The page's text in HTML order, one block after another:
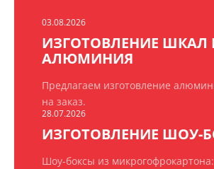
03.08.2026
ИЗГОТОВЛЕНИЕ ШКАЛ
АЛЮМИНИЯ
Предлагаем изготовление
на заказ.
28.07.2026
ИЗГОТОВЛЕНИЕ ШОУ-
Шоу-боксы из